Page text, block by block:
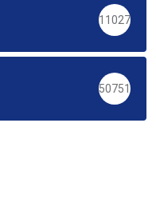
11027
50751